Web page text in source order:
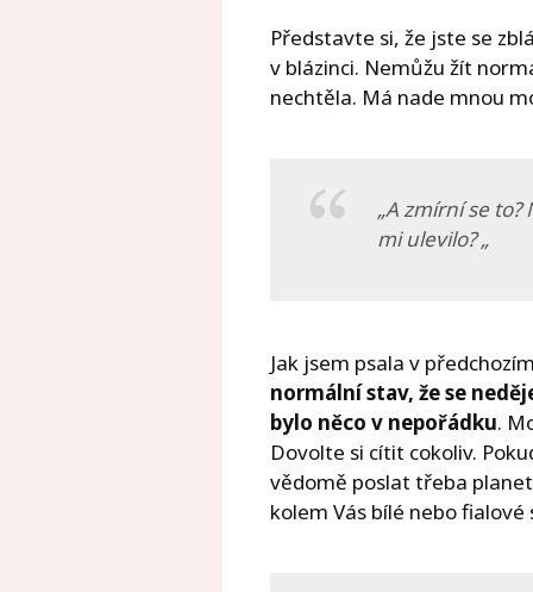
Představte si, že jste se
v blázinci. Nemůžu žít
nechtěla. Má nade mnou
„A zmírní se
mi ulevilo? „
Jak jsem psala v
normální stav, že se
bylo něco v nepořádku.
Dovolte si cítit cokoliv.
vědomě poslat třeba
kolem Vás bílé nebo